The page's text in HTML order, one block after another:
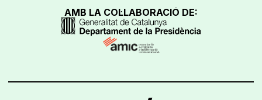
AMB LA COL·LABORACIÓ DE: